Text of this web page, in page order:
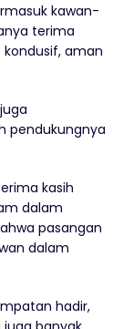
kawan-
terima
aman
pendukungnya
kasih
dalam
pasangan
dalam
hadir,